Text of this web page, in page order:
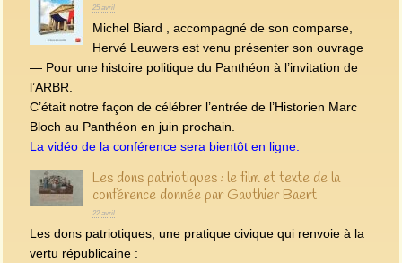
25 avril
Michel Biard , accompagné de son comparse,
Hervé Leuwers est venu présenter son ouvrage
— Pour une histoire politique du Panthéon à l’invitation de
l’ARBR.
C’était notre façon de célébrer l’entrée de l’Historien Marc
Bloch au Panthéon en juin prochain.
La vidéo de la conférence sera bientôt en ligne.
Les dons patriotiques : le film et texte de la
conférence donnée par Gauthier Baert
22 avril
Les dons patriotiques, une pratique civique qui renvoie à la
vertu républicaine :